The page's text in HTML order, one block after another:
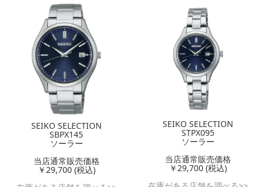
SEIKO SELECTION
SBPX145
ソーラー
当店通常販売価格
￥29,700 (税込)
SEIKO SELECTION
STPX095
ソーラー
当店通常販売価格
￥29,700 (税込)